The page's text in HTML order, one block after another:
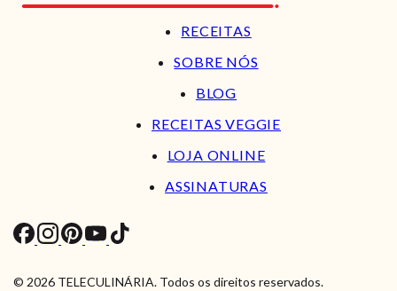
RECEITAS
SOBRE NÓS
BLOG
RECEITAS VEGGIE
LOJA ONLINE
ASSINATURAS
© 2026 TELECULINÁRIA. Todos os direitos reservados.